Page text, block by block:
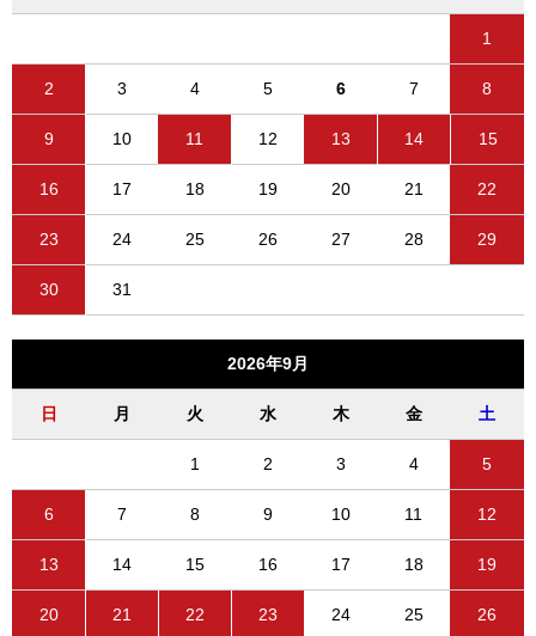
1
2 3 4 5 6 7 8
9 10 11 12 13 14 15
16 17 18 19 20 21 22
23 24 25 26 27 28 29
30 31
2026年9月
日 月 火 水 木 金 土
1 2 3 4 5
6 7 8 9 10 11 12
13 14 15 16 17 18 19
20 21 22 23 24 25 26